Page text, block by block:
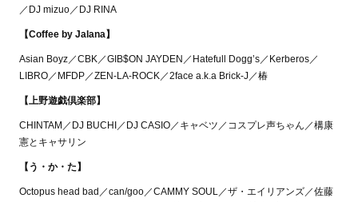
／DJ mizuo／DJ RINA
【Coffee by Jalana】
Asian Boyz／CBK／GIB$ON JAYDEN／Hatefull Dogg’s／Kerberos／
LIBRO／MFDP／ZEN-LA-ROCK／2face a.k.a Brick-J／椿
【上野遊戯倶楽部】
CHINTAM／DJ BUCHI／DJ CASIO／キャベツ／コスプレ声ちゃん／構康
憲とキャサリン
【う・か・た】
Octopus head bad／can/goo／CAMMY SOUL／ザ・エイリアンズ／佐藤